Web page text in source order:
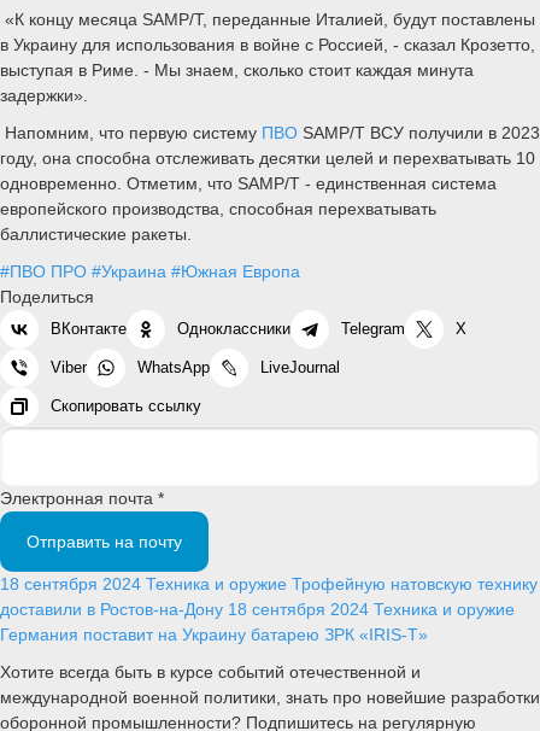
«К концу месяца SAMP/T, переданные Италией, будут поставлены
в Украину для использования в войне с Россией, - сказал Крозетто,
выступая в Риме. - Мы знаем, сколько стоит каждая минута
задержки».
Напомним, что первую систему ПВО SAMP/T ВСУ получили в 2023
году, она способна отслеживать десятки целей и перехватывать 10
одновременно. Отметим, что SAMP/T - единственная система
европейского производства, способная перехватывать
баллистические ракеты.
#ПВО ПРО #Украина #Южная Европа
Поделиться
ВКонтакте Одноклассники Telegram X
Viber WhatsApp LiveJournal
Скопировать ссылку
Электронная почта *
Отправить на почту
18 сентября 2024 Техника и оружие Трофейную натовскую технику
доставили в Ростов-на-Дону 18 сентября 2024 Техника и оружие
Германия поставит на Украину батарею ЗРК «IRIS-T»
Хотите всегда быть в курсе событий отечественной и
международной военной политики, знать про новейшие разработки
оборонной промышленности? Подпишитесь на регулярную